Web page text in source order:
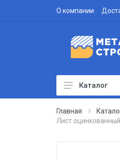
О компании
Профнастил
Водосточная
Каталог
Главная
Лист